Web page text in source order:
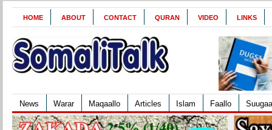
HOME ABOUT CONTACT QURAN VIDEO LINKS
News Warar Maqaallo Articles Islam Faallo